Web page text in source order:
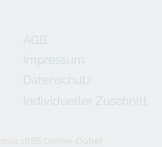
AGB
Impressum
Datenschutz
Individueller Zuschnitt